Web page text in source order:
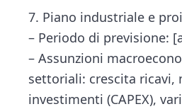
7. Piano industriale e
– Periodo di previsione:
– Assunzioni
settoriali: crescita ricavi,
investimenti (CAPEX),